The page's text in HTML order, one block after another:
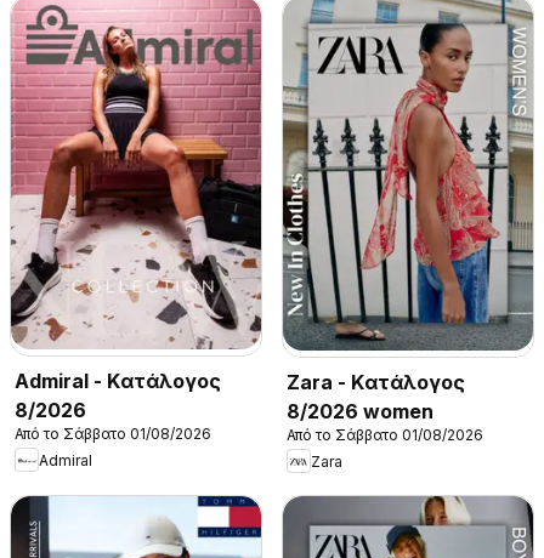
Admiral - Kατάλογος
8/2026
Από το Σάββατο 01/08/2026
Admiral
Zara - Kατάλογος
8/2026 women
Από το Σάββατο 01/08/2026
Zara